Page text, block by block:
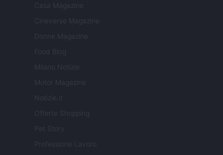
Casa Magazine
Cineverse Magazine
Donne Magazine
Food Blog
Milano Notizie
Motor Magazine
Notizie.it
Offerte Shopping
Pet Story
Professione Lavoro